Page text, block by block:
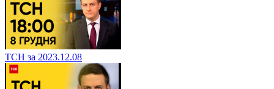
ТСН за 2023.12.08